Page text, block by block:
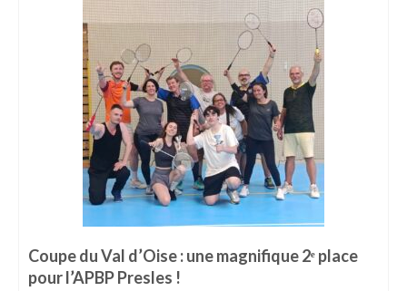
Coupe du Val d’Oise : une magnifique 2ᵉ place
pour l’APBP Presles !